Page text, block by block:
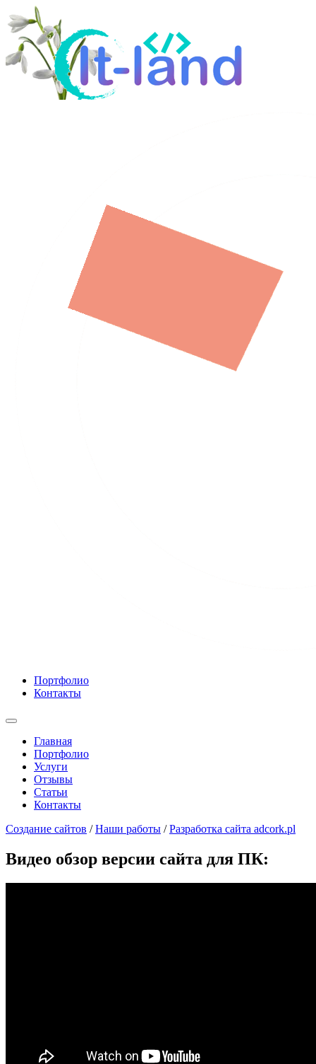
Портфолио
Контакты
Главная
Портфолио
Услуги
Отзывы
Статьи
Контакты
Cоздание сайтов / Наши работы / Разработка сайта adcork.pl
Видео обзор версии сайта для ПК: